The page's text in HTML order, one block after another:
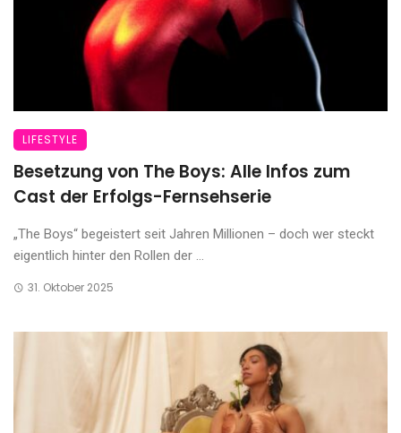
LIFESTYLE
Besetzung von The Boys: Alle Infos zum
Cast der Erfolgs-Fernsehserie
„The Boys“ begeistert seit Jahren Millionen – doch wer steckt
eigentlich hinter den Rollen der ...
31. Oktober 2025